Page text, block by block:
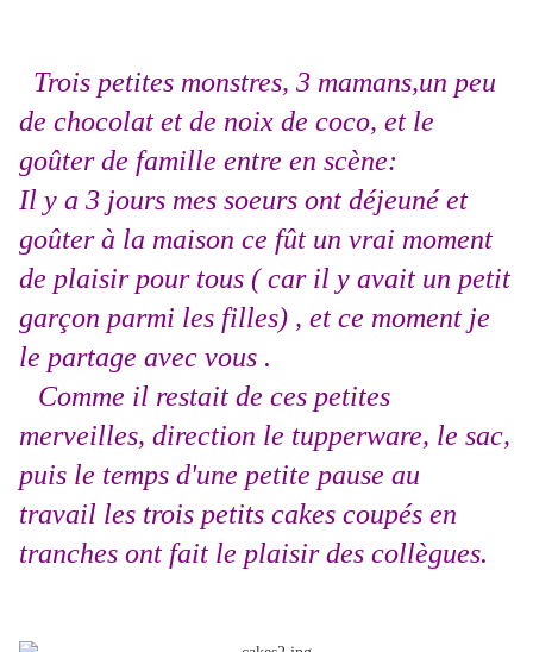
Trois petites monstres, 3 mamans,un peu
de chocolat et de noix de coco, et le
goûter de famille entre en scène:
Il y a 3 jours mes soeurs ont déjeuné et
goûter à la maison ce fût un vrai moment
de plaisir pour tous ( car il y avait un petit
garçon parmi les filles) , et ce moment je
le partage avec vous .
Comme il restait de ces petites
merveilles, direction le tupperware, le sac,
puis le temps d'une petite pause au
travail les trois petits cakes coupés en
tranches ont fait le plaisir des collègues.